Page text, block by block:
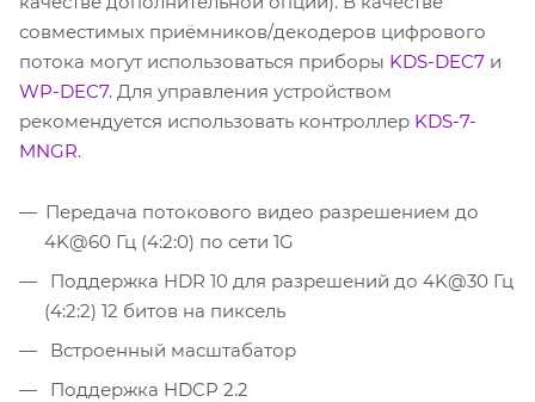
совместимых приёмников/декодеров цифрового
потока могут использоваться приборы KDS-DEC7 и
WP-DEC7. Для управления устройством
рекомендуется использовать контроллер KDS-7-
MNGR.
Передача потокового видео разрешением до
4K@60 Гц (4:2:0) по сети 1G
Поддержка HDR 10 для разрешений до 4K@30 Гц
(4:2:2) 12 битов на пиксель
Встроенный масштабатор
Поддержка HDCP 2.2